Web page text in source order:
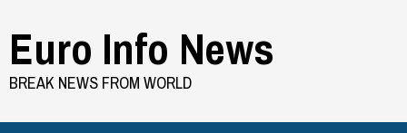
to
content
Euro Info News
BREAK NEWS FROM WORLD